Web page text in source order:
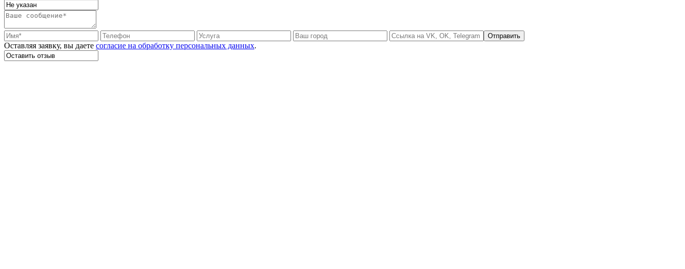
Отправить
Оставляя заявку, вы даете согласие на обработку персональных данных.